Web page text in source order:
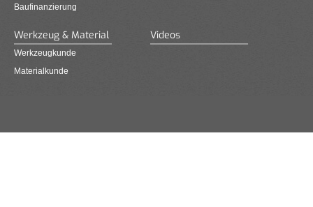
Baufinanzierung
Werkzeug & Material
Werkzeugkunde
Materialkunde
Videos